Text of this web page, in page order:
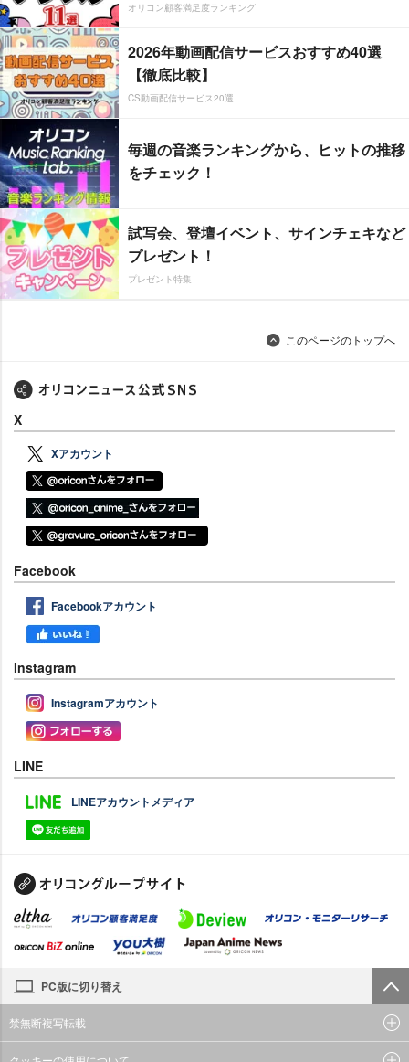
オリコン顧客満足度ランキング
2026年動画配信サービスおすすめ40選
【徹底比較】
CS動画配信サービス20選
毎週の音楽ランキングから、ヒットの推移
をチェック！
試写会、登壇イベント、サインチェキなど
プレゼント！
プレゼント特集
このページのトップへ
X
Xアカウント
Facebook
Facebookアカウント
Instagram
Instagramアカウント
LINE
LINEアカウントメディア
PC版に切り替え
禁無断複写転載